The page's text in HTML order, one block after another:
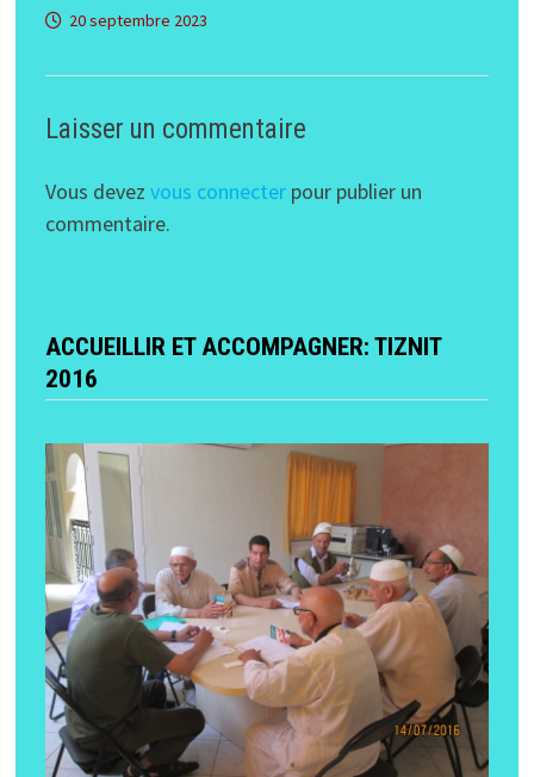
20 septembre 2023
Laisser un commentaire
Vous devez vous connecterpour publier un
commentaire.
ACCUEILLIR ET ACCOMPAGNER: TIZNIT
2016